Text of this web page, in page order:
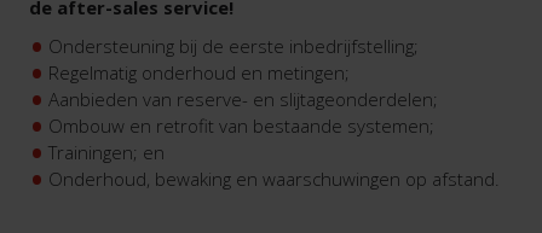
de after-sales service!
Ondersteuning bij de eerste inbedrijfstelling;
Regelmatig onderhoud en metingen;
Aanbieden van reserve- en slijtageonderdelen;
Ombouw en retrofit van bestaande systemen;
Trainingen; en
Onderhoud, bewaking en waarschuwingen op afstand.